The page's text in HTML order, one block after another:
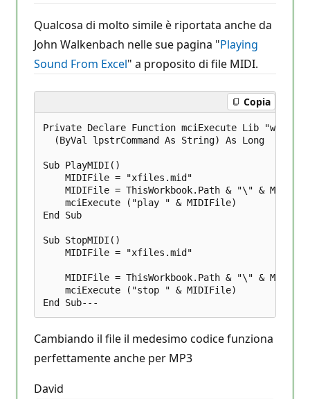
Qualcosa di molto simile è riportata anche da
John Walkenbach nelle sue pagina "Playing
Sound From Excel" a proposito di file MIDI.
Copia
Private Declare Function mciExecute Lib
  (ByVal lpstrCommand As String) As Long
Sub PlayMIDI()
    MIDIFile = "xfiles.mid"
MIDIFile = ThisWorkbook.Path & "\" &
    mciExecute ("play " & MIDIFile)
End Sub
Sub StopMIDI()
    MIDIFile = "xfiles.mid"
MIDIFile = ThisWorkbook.Path & "\" &
    mciExecute ("stop " & MIDIFile)
Cambiando il file il medesimo codice funziona
perfettamente anche per MP3
David